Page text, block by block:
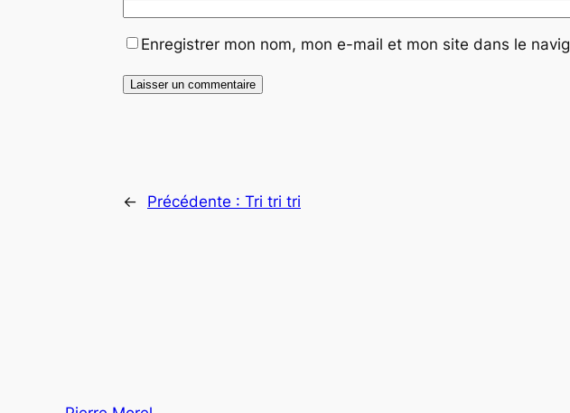
Enregistrer mon nom, mon e-mail et mon site dans le
← Précédente : Tri tri tri